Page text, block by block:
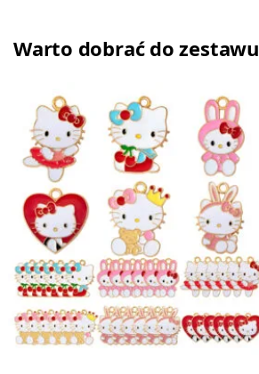
Warto dobrać do zestawu